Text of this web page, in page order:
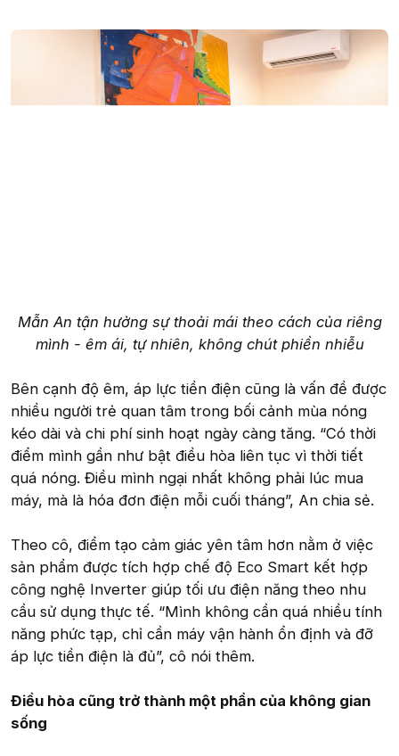
Mẫn An tận hưởng sự thoải mái theo cách của riêng
mình - êm ái, tự nhiên, không chút phiền nhiễu
Bên cạnh độ êm, áp lực tiền điện cũng là vấn đề được
nhiều người trẻ quan tâm trong bối cảnh mùa nóng
kéo dài và chi phí sinh hoạt ngày càng tăng. “Có thời
điểm mình gần như bật điều hòa liên tục vì thời tiết
quá nóng. Điều mình ngại nhất không phải lúc mua
máy, mà là hóa đơn điện mỗi cuối tháng”, An chia sẻ.
Theo cô, điểm tạo cảm giác yên tâm hơn nằm ở việc
sản phẩm được tích hợp chế độ Eco Smart kết hợp
công nghệ Inverter giúp tối ưu điện năng theo nhu
cầu sử dụng thực tế. “Mình không cần quá nhiều tính
năng phức tạp, chỉ cần máy vận hành ổn định và đỡ
áp lực tiền điện là đủ”, cô nói thêm.
Điều hòa cũng trở thành một phần của không gian
sống